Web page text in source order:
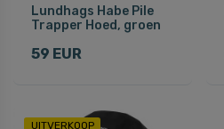
Lundhags Habe Pile
Trapper Hoed, groen
59 EUR
UITVERKOOP